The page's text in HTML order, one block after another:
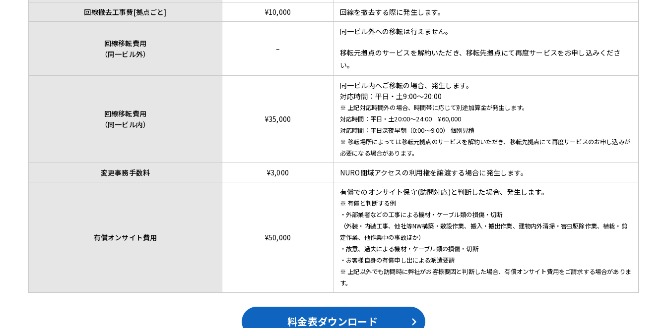
回線撤去工事費[拠点ごと]
¥10,000 回線を撤去する際に発生します。
回線移転費用
（同一ビル外）
–
同一ビル外への移転は行えません。
移転元拠点のサービスを解約いただき、移転先拠点にて再度サービスをお申し込みくださ
い。
回線移転費用
（同一ビル内）
¥35,000
同一ビル内へご移転の場合、発生します。
対応時間：平日・土9:00〜20:00
※ 上記対応時間外の場合、時間帯に応じて別途加算金が発生します。
対応時間：平日・土20:00〜24:00 ¥60,000
対応時間：平日深夜早朝（0:00〜9:00） 個別見積
※ 移転場所によっては移転元拠点のサービスを解約いただき、移転先拠点にて再度サービスのお申し込みが
必要になる場合があります。
変更事務手数料 ¥3,000 NURO閉域アクセスの利用権を譲渡する場合に発生します。
有償オンサイト費用 ¥50,000
有償でのオンサイト保守(訪問対応)と判断した場合、発生します。
※ 有償と判断する例
・外部業者などの工事による機材・ケーブル類の損傷・切断
（外装・内装工事、他社等NW構築・敷設作業、搬入・搬出作業、建物内外清掃・害虫駆除作業、植栽・剪
定作業、他作業中の事故ほか）
・故意、過失による機材・ケーブル類の損傷・切断
・お客様自身の有償申し出による派遣要請
※ 上記以外でも訪問時に弊社がお客様要因と判断した場合、有償オンサイト費用をご請求する場合がありま
す。
料金表ダウンロード